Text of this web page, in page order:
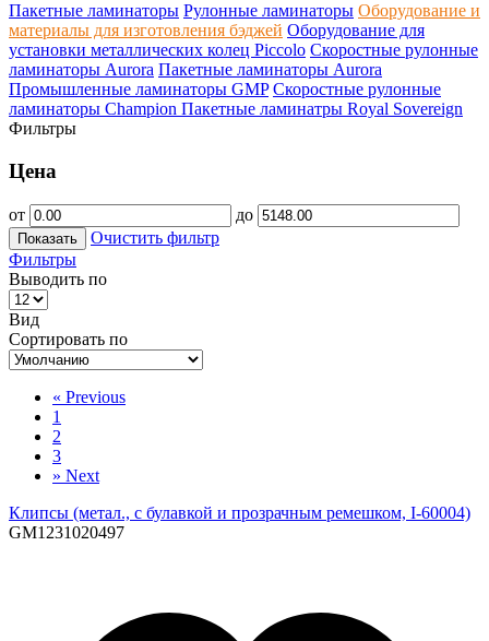
Пакетные ламинаторы Рулонные ламинаторы Оборудование и
материалы для изготовления бэджей Оборудование для
установки металлических колец Piccolo Скоростные рулонные
ламинаторы Aurora Пакетные ламинаторы Aurora
Промышленные ламинаторы GMP Скоростные рулонные
ламинаторы Champion Пакетные ламинатры Royal Sovereign
Фильтры
Цена
от до
Показать
Очистить фильтр
Фильтры
Выводить по
Вид
Сортировать по
« Previous
1
2
3
» Next
Клипсы (метал., с булавкой и прозрачным ремешком, I-60004)
GM1231020497